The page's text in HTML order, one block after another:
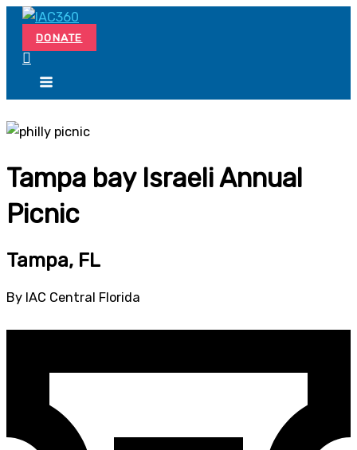
Skip
content
DONATE
Tampa bay Israeli Annual
Picnic
Tampa, FL
By IAC Central Florida
Search...